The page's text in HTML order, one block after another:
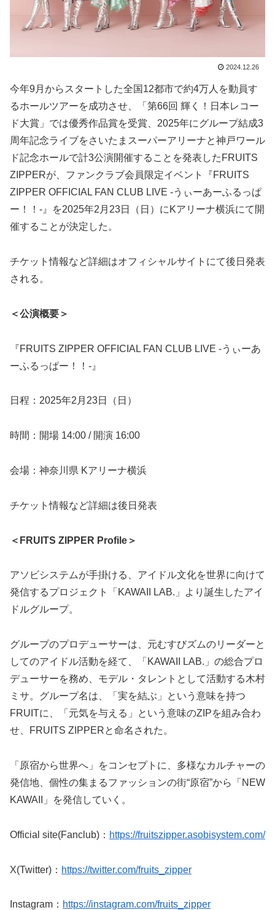
2024.12.26
今年9月からスタートした全国12都市で約4万人を動員す
るホールツアーを成功させ、「第66回 輝く！日本レコー
ド大賞」では優秀作品賞を受賞、2025年にグループ結成3
周年記念ライブをさいたまスーパーアリーナと神戸ワール
ド記念ホールで計3公演開催することを発表したFRUITS
ZIPPERが、ファンクラブ会員限定イベント『FRUITS
ZIPPER OFFICIAL FAN CLUB LIVE -うぃーあーふるっぱ
ー！！-』を2025年2月23日（日）にKアリーナ横浜にて開
催することが決定した。
チケット情報など詳細はオフィシャルサイトにて後日発表
される。
＜公演概要＞
『FRUITS ZIPPER OFFICIAL FAN CLUB LIVE -うぃーあ
ーふるっぱー！！-』
日程：2025年2月23日（日）
時間：開場 14:00 / 開演 16:00
会場：神奈川県 Kアリーナ横浜
チケット情報など詳細は後日発表
＜FRUITS ZIPPER Profile＞
アソビシステムが手掛ける、アイドル文化を世界に向けて
発信するプロジェクト「KAWAII LAB.」より誕生したアイ
ドルグループ。
グループのプロデューサーは、元むすびズムのリーダーと
してのアイドル活動を経て、「KAWAII LAB.」の総合プロ
デューサーを務め、モデル・タレントとして活動する木村
ミサ。グループ名は、「実を結ぶ」という意味を持つ
FRUITに、「元気を与える」という意味のZIPを組み合わ
せ、FRUITS ZIPPERと命名された。
「原宿から世界へ」をコンセプトに、多様なカルチャーの
発信地、個性の集まるファッションの街“原宿”から「NEW
KAWAII」を発信していく。
Official site(Fanclub)： https://fruitszipper.asobisystem.com/
X(Twitter)： https://twitter.com/fruits_zipper
Instagram： https://instagram.com/fruits_zipper